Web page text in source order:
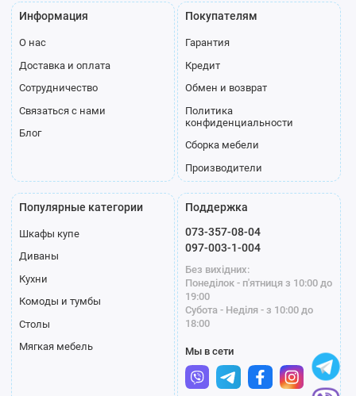
Информация
О нас
Доставка и оплата
Сотрудничество
Связаться с нами
Блог
Покупателям
Гарантия
Кредит
Обмен и возврат
Политика
конфиденциальности
Сборка мебели
Производители
Популярные категории
Шкафы купе
Диваны
Кухни
Комоды и тумбы
Столы
Мягкая мебель
Поддержка
073-357-08-04
097-003-1-004
Без вихідних:
Понеділок - п'ятниця з 10:00 до
19:00
Субота - Неділя - з 10:00 до
18:00
Мы в сети